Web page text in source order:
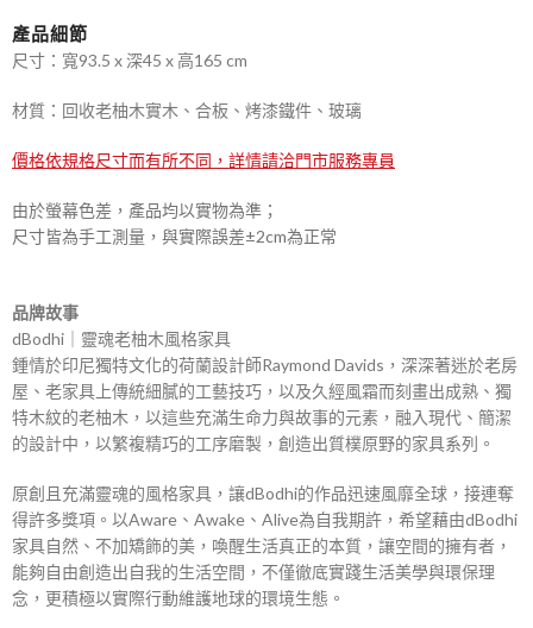
產品細節
尺寸：寬93.5 x 深45 x 高165 cm
材質：回收老柚木實木、合板、烤漆鐵件、玻璃
價格依規格尺寸而有所不同，詳情請洽門市服務專員
由於螢幕色差，產品均以實物為準；
尺寸皆為手工測量，與實際誤差±2cm為正常
品牌故事
dBodhi｜靈魂老柚木風格家具
鍾情於印尼獨特文化的荷蘭設計師Raymond Davids，深深著迷於老房
屋、老家具上傳統細膩的工藝技巧，以及久經風霜而刻畫出成熟、獨
特木紋的老柚木，以這些充滿生命力與故事的元素，融入現代、簡潔
的設計中，以繁複精巧的工序磨製，創造出質樸原野的家具系列。
原創且充滿靈魂的風格家具，讓dBodhi的作品迅速風靡全球，接連奪
得許多獎項。以Aware、Awake、Alive為自我期許，希望藉由dBodhi
家具自然、不加矯飾的美，喚醒生活真正的本質，讓空間的擁有者，
能夠自由創造出自我的生活空間，不僅徹底實踐生活美學與環保理
念，更積極以實際行動維護地球的環境生態。